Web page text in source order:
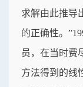
求解由此推导
的正确性。
员，在当时费
方法得到的线